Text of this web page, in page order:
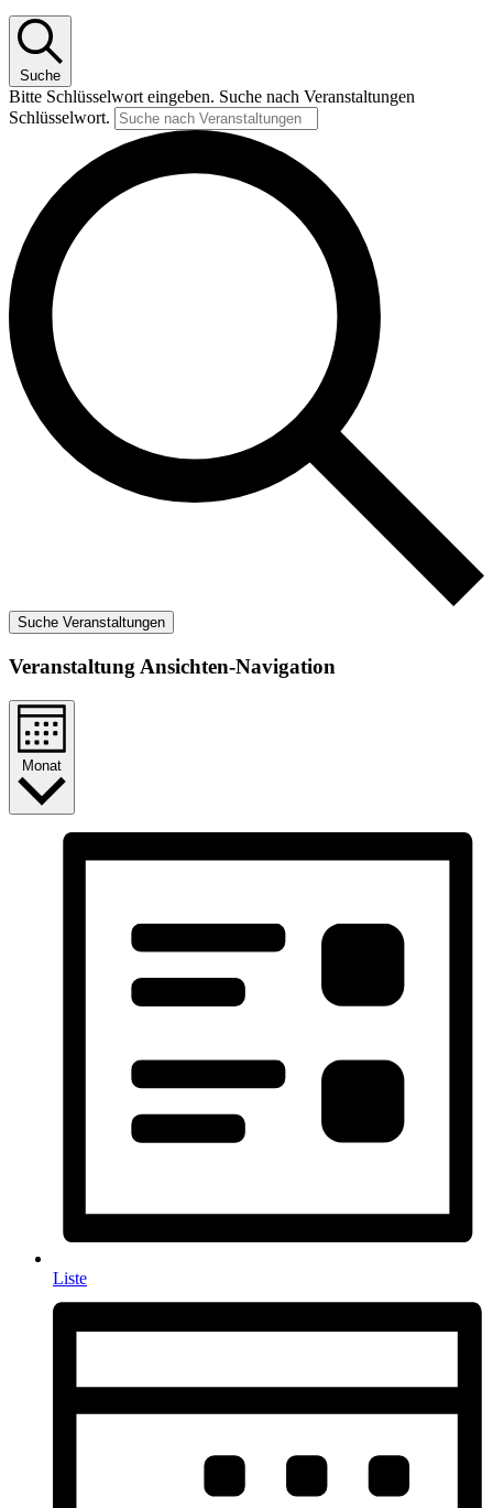
Suche
Bitte Schlüsselwort eingeben. Suche nach Veranstaltungen
Schlüsselwort.
Suche Veranstaltungen
Veranstaltung Ansichten-Navigation
Monat
Liste